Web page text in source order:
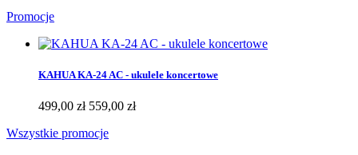
Promocje
KAHUA KA-24 AC - ukulele koncertowe
499,00 zł 559,00 zł
Wszystkie promocje